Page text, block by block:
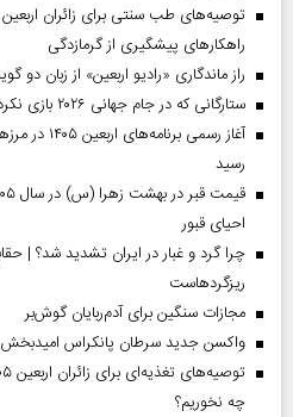
توصیه‌های طب سنتی برای زائران
راهکارهای پیشگیری از گرمازدگی
راز ماندگاری «رادیو اربعین» از زبان دو
ستارگانی که در جام جهانی ۲۰۲۶ بازی نکردند
رسید
احیای قبور
چرا گرد و غبار در ایران تشدید شد؟ |
ریزگردهاست
مجازات سنگین برای آدم‌ربایان گوش‌بر
واکسن جدید سرطان پانکراس
چه نخوریم؟